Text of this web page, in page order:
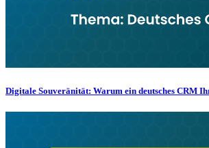
Digitale Souveränität: Warum ein deutsches CRM